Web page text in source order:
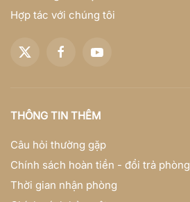
Hợp tác với chúng tôi
THÔNG TIN THÊM
Câu hỏi thường gặp
Chính sách hoàn tiền - đổi trả phòng
Thời gian nhận phòng